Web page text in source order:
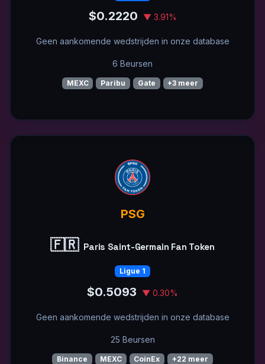
$0.2220 ▼ 3.91%
Geen aankomende wedstrijden in onze database
6 Beursen
MEXC Paribu Gate +3 meer
PSG
🇫🇷 Paris Saint-Germain Fan Token
Ligue 1
$0.5093 ▼ 0.30%
Geen aankomende wedstrijden in onze database
25 Beursen
Binance MEXC CoinEx +22 meer